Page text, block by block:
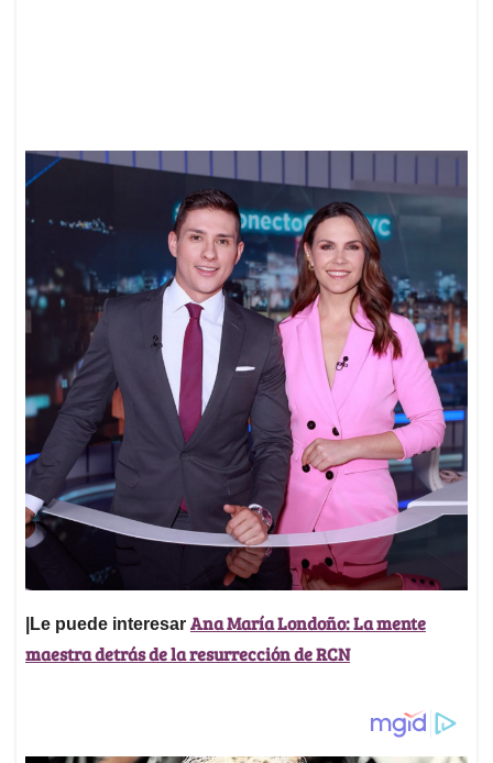
|Le puede interesar Ana María Londoño: La mente
maestra detrás de la resurrección de RCN